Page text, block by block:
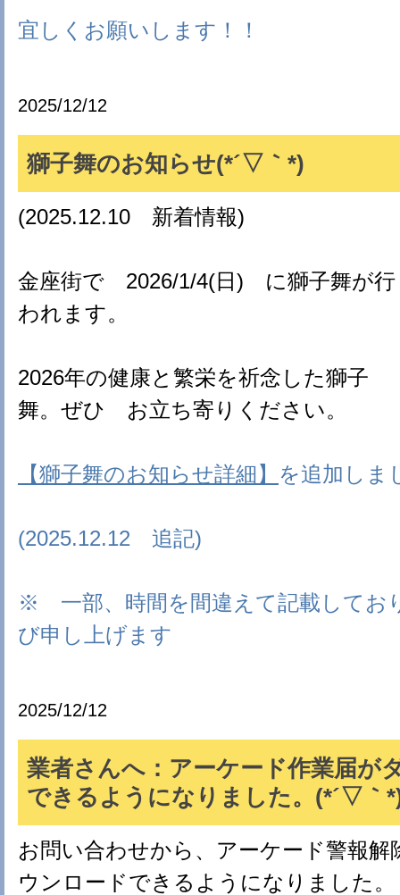
宜しくお願いします！！
2025/12/12
獅子舞のお知らせ(*´▽｀*)
(2025.12.10 新着情報)
金座街で 2026/1/4(日) に獅子舞が行
われます。
2026年の健康と繁栄を祈念した獅子
舞。ぜひ お立ち寄りください。
【獅子舞のお知らせ詳細】 を追加しま
(2025.12.12 追記)
※ 一部、時間を間違えて記載してお
び申し上げます
2025/12/12
業者さんへ：アーケード作業届が
できるようになりました。(*´▽｀
お問い合わせから、アーケード警報解
ウンロードできるようになりました。